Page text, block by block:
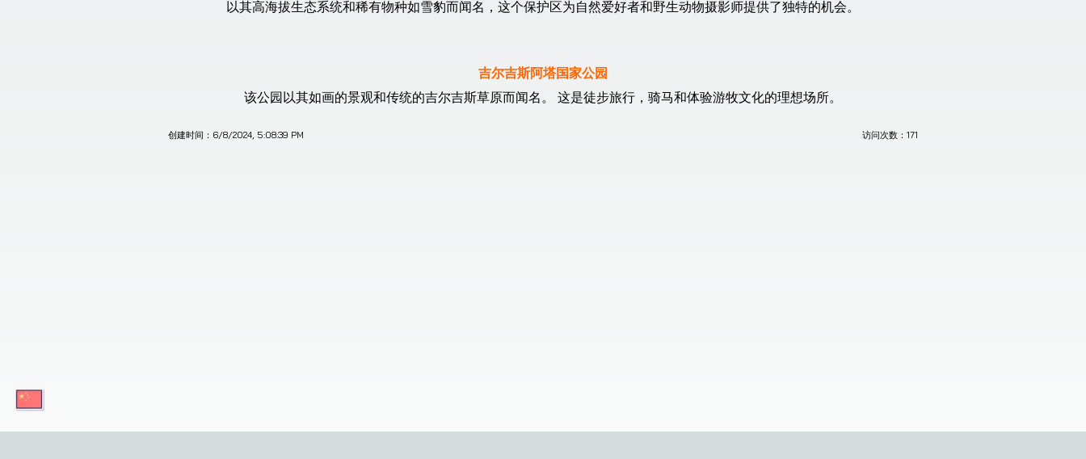
以其高海拔生态系统和稀有物种如雪豹而闻名，这个保护区为自然爱好者和野生动物摄影师提供了独特的机会。
吉尔吉斯阿塔国家公园
该公园以其如画的景观和传统的吉尔吉斯草原而闻名。 这是徒步旅行，骑马和体验游牧文化的理想场所。
创建时间： 6/8/2024, 5:08:39 PM 访问次数： 171